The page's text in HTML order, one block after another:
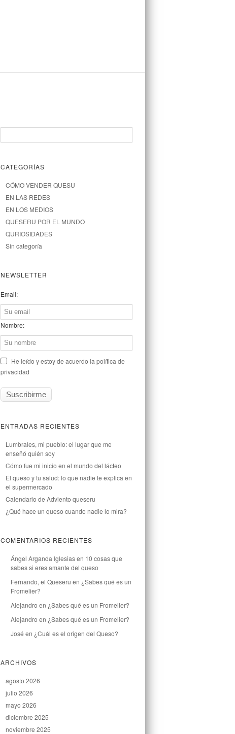
CATEGORÍAS
CÓMO VENDER QUESU
EN LAS REDES
EN LOS MEDIOS
QUESERU POR EL MUNDO
QURIOSIDADES
Sin categoría
NEWSLETTER
Email:
Nombre:
He leído y estoy de acuerdo la política de
privacidad
ENTRADAS RECIENTES
Lumbrales, mi pueblo: el lugar que me
enseñó quién soy
Cómo fue mi inicio en el mundo del lácteo
El queso y tu salud: lo que nadie te explica en
el supermercado
Calendario de Adviento queseru
¿Qué hace un queso cuando nadie lo mira?
COMENTARIOS RECIENTES
Ángel Arganda Iglesiasen 10 cosas que
sabes si eres amante del queso
Fernando, el Queseru en ¿Sabes qué es un
Fromelier?
Alejandro en ¿Sabes qué es un Fromelier?
Alejandro en ¿Sabes qué es un Fromelier?
José en ¿Cuál es el origen del Queso?
ARCHIVOS
agosto 2026
julio 2026
mayo 2026
diciembre 2025
noviembre 2025